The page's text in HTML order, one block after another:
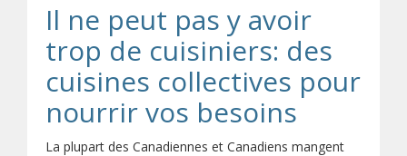
Il ne peut pas y avoir
trop de cuisiniers: des
cuisines collectives pour
nourrir vos besoins
La plupart des Canadiennes et Canadiens mangent